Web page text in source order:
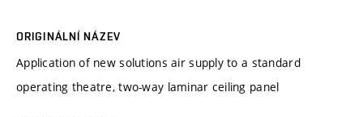
ORIGINÁLNÍ NÁZEV
Application of new solutions air supply to a standard
operating theatre, two-way laminar ceiling panel